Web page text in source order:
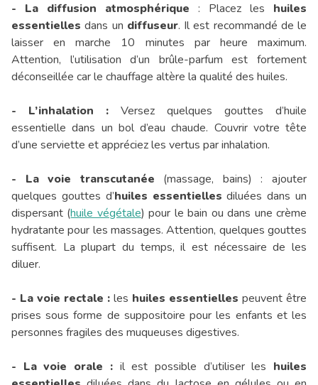
- La diffusion atmosphérique : Placez les huiles
essentielles dans un diffuseur. Il est recommandé de le
laisser en marche 10 minutes par heure maximum.
Attention, l’utilisation d’un brûle-parfum est fortement
déconseillée car le chauffage altère la qualité des huiles.
- L’inhalation : Versez quelques gouttes d’huile
essentielle dans un bol d’eau chaude. Couvrir votre tête
d’une serviette et appréciez les vertus par inhalation.
- La voie transcutanée (massage, bains) : ajouter
quelques gouttes d’huiles essentielles diluées dans un
dispersant (huile végétale) pour le bain ou dans une crème
hydratante pour les massages. Attention, quelques gouttes
suffisent. La plupart du temps, il est nécessaire de les
diluer.
- La voie rectale : les huiles essentielles peuvent être
prises sous forme de suppositoire pour les enfants et les
personnes fragiles des muqueuses digestives.
- La voie orale : il est possible d’utiliser les huiles